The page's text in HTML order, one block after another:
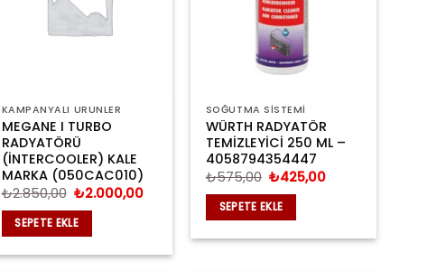
KAMPANYALI ÜRÜNLER
MEGANE I TURBO
RADYATÖRÜ
(İNTERCOOLER) KALE
MARKA (050CAC010)
₺2.850,00 Orijinal
₺2.850,00.
₺2.000,00Şu
SEPETE EKLE
SOĞUTMA SİSTEMİ
WÜRTH RADYATÖR
TEMİZLEYİCİ 250 ML –
4058794354447
₺575,00 Orijinal
₺575,00.
₺425,00Şu
SEPETE EKLE